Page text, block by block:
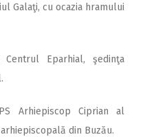
Galaţi, cu ocazia hramului
Centrul Eparhial, şedinţa
Arhiepiscop Ciprian al
din Buzău.